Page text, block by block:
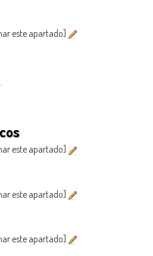
este apartado]
este apartado]
este apartado]
este apartado]